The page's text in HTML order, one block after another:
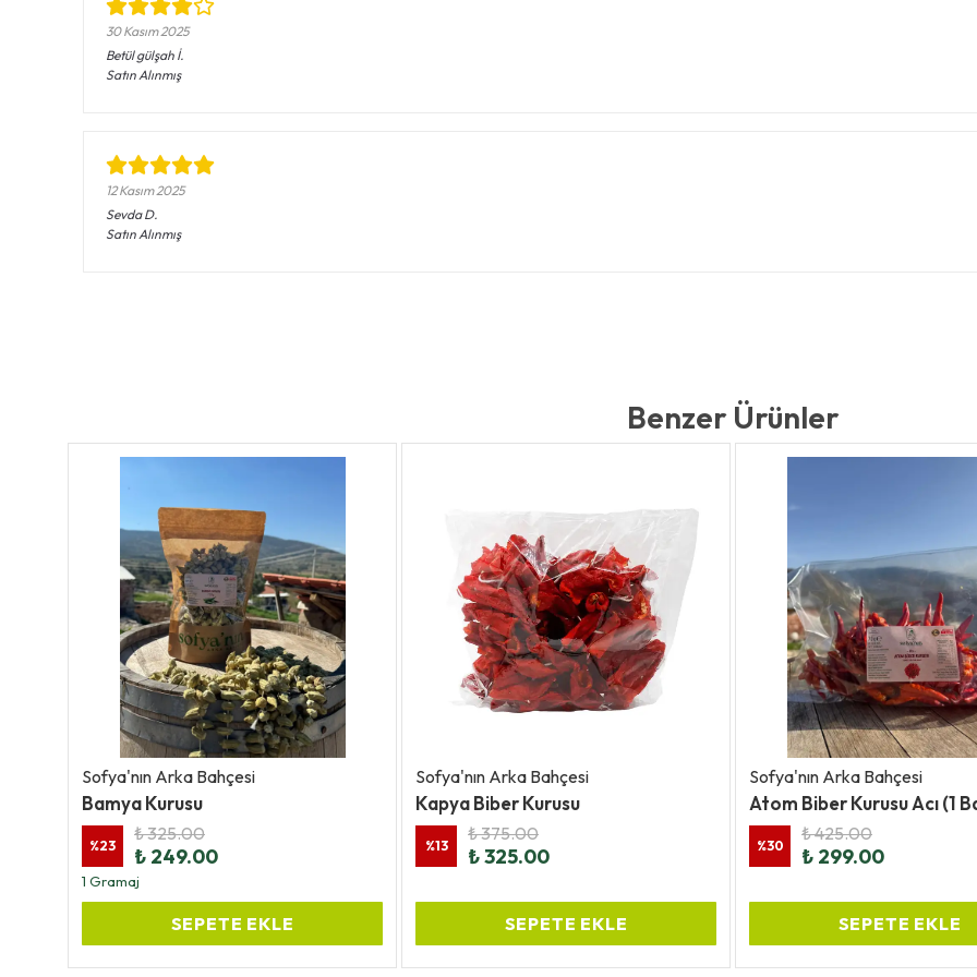
30 Kasım 2025
Betül gülşah İ.
Satın Alınmış
12 Kasım 2025
Sevda D.
Satın Alınmış
Benzer Ürünler
Sofya'nın Arka Bahçesi
Bamya Kurusu
%23
₺ 325.00
₺ 249.00
1 Gramaj
SEPETE EKLE
Sofya'nın Arka Bahçesi
Kapya Biber Kurusu
%13
₺ 375.00
₺ 325.00
SEPETE EKLE
Sofya'nın Arka Bahçesi
Atom Biber Kurusu Acı (1
%30
₺ 425.00
₺ 299.00
SEPETE EKLE